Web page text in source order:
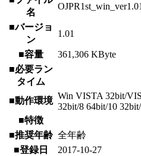
名
■バージョ
ン
1.01
■容量
361,306 KByte
■必要ラン
タイム
■動作環境 Win VISTA 32bit/
32bit/8 64bit/10
■特徴
■推奨年齢 全年齢
■登録日
2017-10-27